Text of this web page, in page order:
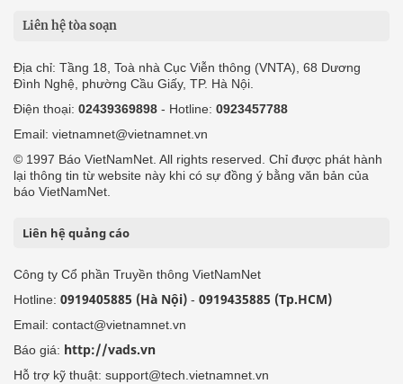
Liên hệ tòa soạn
Địa chỉ: Tầng 18, Toà nhà Cục Viễn thông (VNTA), 68 Dương
Đình Nghệ, phường Cầu Giấy, TP. Hà Nội.
Điện thoại: 02439369898 - Hotline: 0923457788
Email: vietnamnet@vietnamnet.vn
© 1997 Báo VietNamNet. All rights reserved. Chỉ được phát hành
lại thông tin từ website này khi có sự đồng ý bằng văn bản của
báo VietNamNet.
Liên hệ quảng cáo
Công ty Cổ phần Truyền thông VietNamNet
Hotline: 0919405885 (Hà Nội) - 0919435885 (Tp.HCM)
Email: contact@vietnamnet.vn
Báo giá: http://vads.vn
Hỗ trợ kỹ thuật: support@tech.vietnamnet.vn